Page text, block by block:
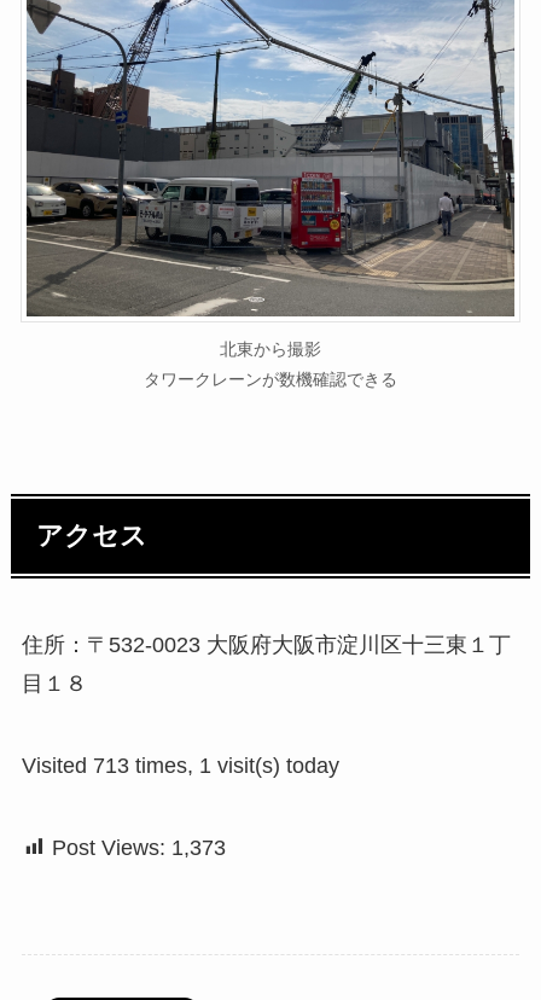
北東から撮影
タワークレーンが数機確認できる
アクセス
住所：〒532-0023 大阪府大阪市淀川区十三東１丁
目１８
Visited 713 times, 1 visit(s) today
Post Views: 1,373